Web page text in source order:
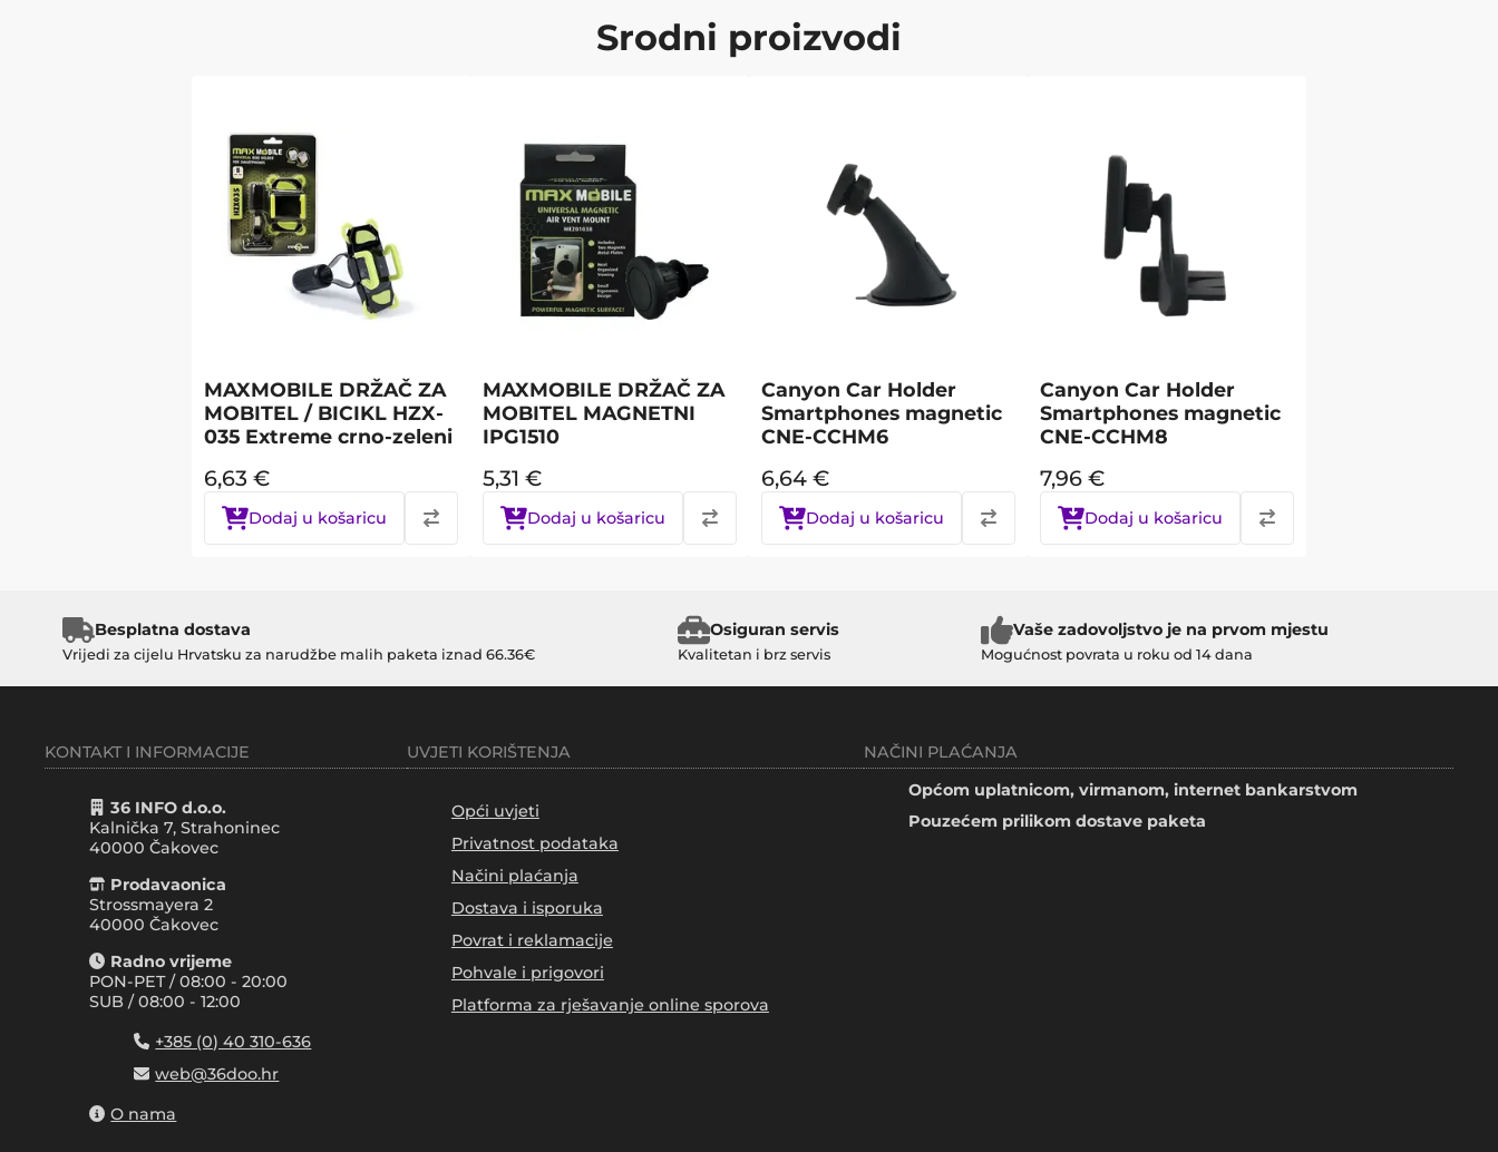
Srodni proizvodi
MAXMOBILE DRŽAČ ZA
MOBITEL / BICIKL HZX-
035 Extreme crno-zeleni
6,63 €
Dodaj u košaricu
MAXMOBILE DRŽAČ ZA
MOBITEL MAGNETNI
IPG1510
5,31 €
Dodaj u košaricu
Canyon Car Holder
Smartphones magnetic
CNE-CCHM6
6,64 €
Dodaj u košaricu
Canyon Car Holder
Smartphones magnetic
CNE-CCHM8
7,96 €
Dodaj u košaricu
Besplatna dostava
Vrijedi za cijelu Hrvatsku za narudžbe malih paketa iznad 66.36€
Osiguran servis
Kvalitetan i brz servis
Vaše zadovoljstvo je na prvom mjestu
Mogućnost povrata u roku od 14 dana
KONTAKT I INFORMACIJE
36 INFO d.o.o.
Kalnička 7, Strahoninec
40000 Čakovec
Prodavaonica
Strossmayera 2
40000 Čakovec
Radno vrijeme
PON-PET / 08:00 - 20:00
SUB / 08:00 - 12:00
+385 (0) 40 310-636
web@36doo.hr
O nama
UVJETI KORIŠTENJA
Opći uvjeti
Privatnost podataka
Načini plaćanja
Dostava i isporuka
Povrat i reklamacije
Pohvale i prigovori
Platforma za rješavanje online sporova
NAČINI PLAĆANJA
Općom uplatnicom, virmanom, internet bankarstvom
Pouzećem prilikom dostave paketa